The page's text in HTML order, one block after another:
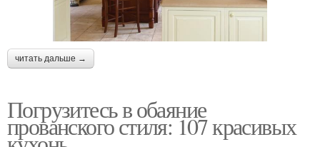
читать дальше →
Погрузитесь в обаяние
прованского стиля: 107 красивых